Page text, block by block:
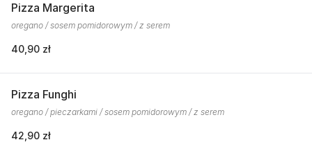
Pizza Margerita
oregano / sosem pomidorowym / z serem
40,90 zł
Pizza Funghi
oregano / pieczarkami / sosem pomidorowym / z serem
42,90 zł